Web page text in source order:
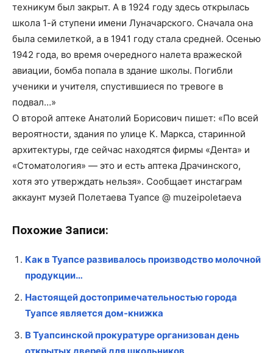
техникум был закрыт. А в 1924 году здесь открылась
школа 1-й ступени имени Луначарского. Сначала она
была семилеткой, а в 1941 году стала средней. Осенью
1942 года, во время очередного налета вражеской
авиации, бомба попала в здание школы. Погибли
ученики и учителя, спустившиеся по тревоге в
подвал…»
О второй аптеке Анатолий Борисович пишет: «По всей
вероятности, здания по улице К. Маркса, старинной
архитектуры, где сейчас находятся фирмы «Дента» и
«Стоматология» — это и есть аптека Драчинского,
хотя это утверждать нельзя». Сообщает инстаграм
аккаунт музей Полетаева Туапсе @ muzeipoletaeva
Похожие Записи:
Как в Туапсе развивалось производство молочной
продукции…
Настоящей достопримечательностью города
Туапсе является дом-книжка
В Туапсинской прокуратуре организован день
открытых дверей для школьников